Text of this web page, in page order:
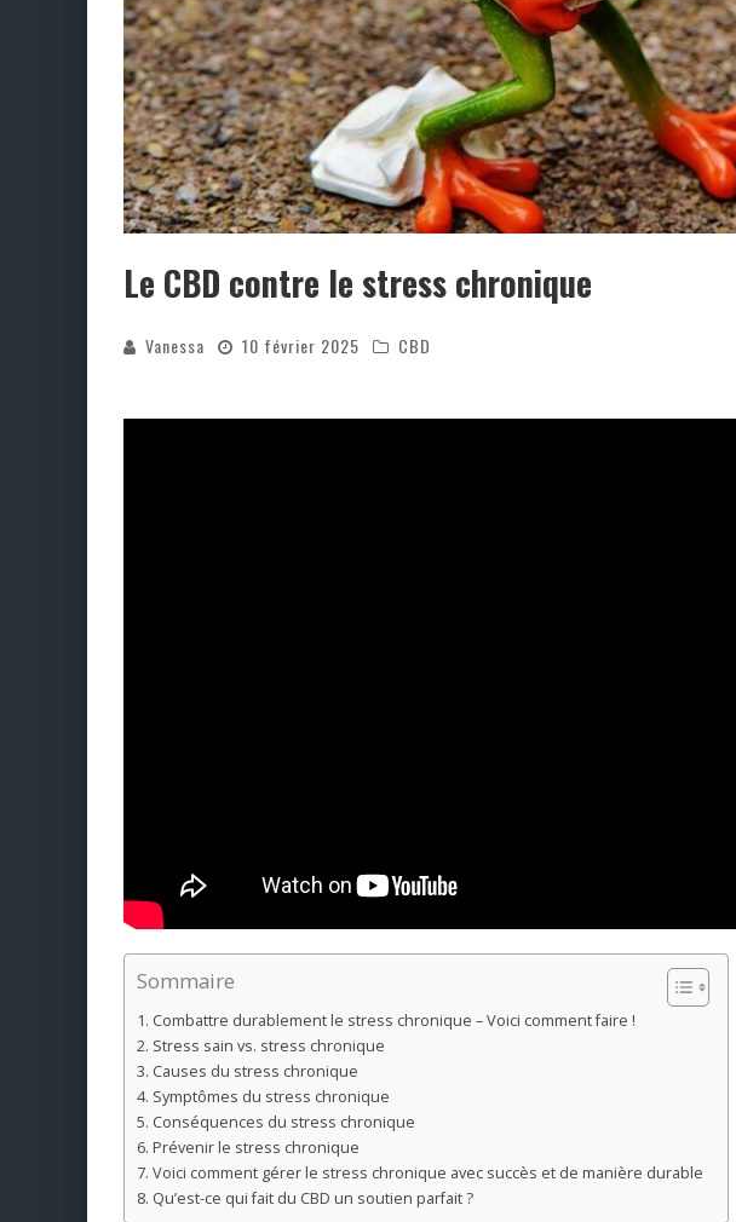
Le CBD contre le stress chronique
Vanessa 10 février 2025 CBD
Sommaire
Combattre durablement le stress chronique – Voici comment faire !
Stress sain vs. stress chronique
Causes du stress chronique
Symptômes du stress chronique
Conséquences du stress chronique
Prévenir le stress chronique
Voici comment gérer le stress chronique avec succès et de manière durable
Qu’est-ce qui fait du CBD un soutien parfait ?